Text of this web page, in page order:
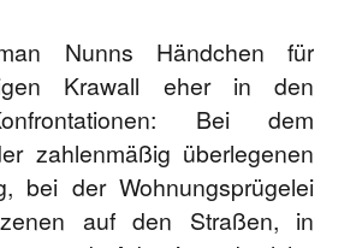
Nunns Händchen für
Krawall eher in den
Bei dem
zahlenmäßig überlegenen
bei der Wohnungsprügelei
auf den Straßen, in